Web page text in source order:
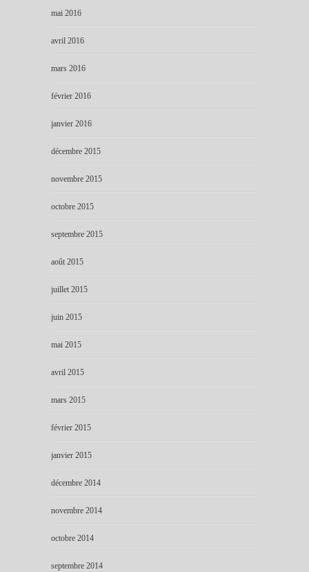
mai 2016
avril 2016
mars 2016
février 2016
janvier 2016
décembre 2015
novembre 2015
octobre 2015
septembre 2015
août 2015
juillet 2015
juin 2015
mai 2015
avril 2015
mars 2015
février 2015
janvier 2015
décembre 2014
novembre 2014
octobre 2014
septembre 2014